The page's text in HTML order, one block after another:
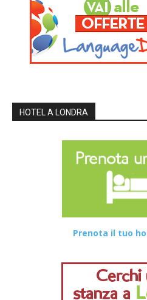
HOTEL A LONDRA
Prenota il tuo